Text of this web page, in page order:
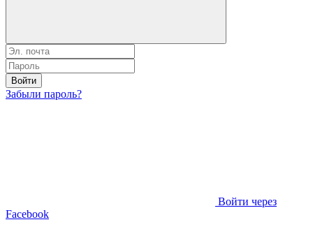
Войти
Забыли пароль?
Войти через
Facebook